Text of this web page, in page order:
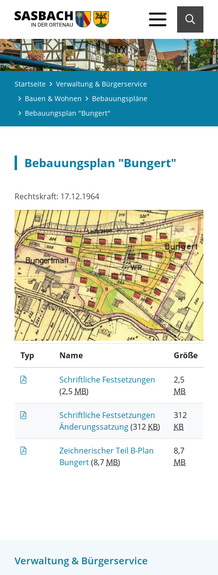
Startseite
Verwaltung & Bürgerservice
Bauen & Wohnen
Bebauungspläne
Bebauungsplan "Bungert"
Verwaltung & Bürgerservice
Bebauungsplan "Bungert"
Rechtskraft: 17.12.1964
Typ Name Größe
Schriftliche Festsetzungen
(2,5 MB)
2,5
MB
Schriftliche Festsetzungen
Änderungssatzung(312 KB)
312
KB
Zeichnerischer Teil B-Plan
Bungert(8,7 MB)
8,7
MB